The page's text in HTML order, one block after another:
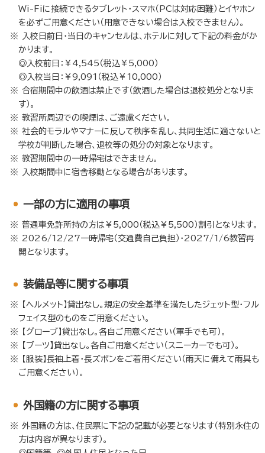
Wi-Fiに接続できるタブレット・スマホ（PCは対応困難）とイヤホン
を必ずご用意ください（用意できない場合は入校できません）。
入校日前日・当日のキャンセルは、ホテルに対して下記の料金がか
かります。
◎入校前日：￥4,545（税込￥5,000）
◎入校当日：￥9,091（税込￥10,000）
合宿期間中の飲酒は禁止です（飲酒した場合は退校処分となりま
す）。
教習所周辺での喫煙は、ご遠慮ください。
社会的モラルやマナーに反して秩序を乱し、共同生活に適さないと
学校が判断した場合、退校等の処分の対象となります。
教習期間中の一時帰宅はできません。
入校期間中に宿舎移動となる場合があります。
⼀部の方に適用の事項
普通車免許所持の方は￥5,000（税込￥5,500）割引となります。
2026/12/27一時帰宅（交通費自己負担）・2027/1/6教習再
開となります。
装備品等に関する事項
【ヘルメット】貸出なし。規定の安全基準を満たしたジェット型・フル
フェイス型のものをご用意ください。
【グローブ】貸出なし。各自ご用意ください（軍手でも可）。
【ブーツ】貸出なし。各自ご用意ください（スニーカーでも可）。
【服装】長袖上着・長ズボンをご着用ください（雨天に備えて雨具も
ご用意ください）。
外国籍の方に関する事項
外国籍の方は、住民票に下記の記載が必要となります（特別永住の
方は内容が異なります）。